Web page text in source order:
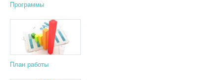
Программы
План работы